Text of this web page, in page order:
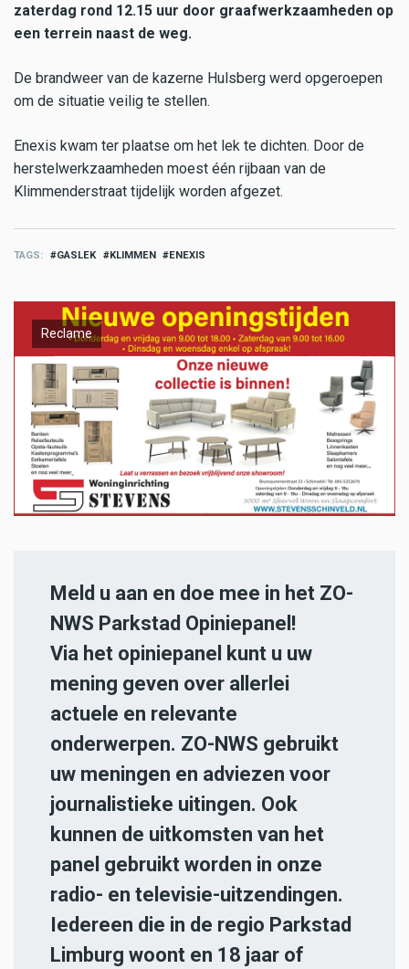
zaterdag rond 12.15 uur door graafwerkzaamheden op
een terrein naast de weg.
De brandweer van de kazerne Hulsberg werd opgeroepen
om de situatie veilig te stellen.
Enexis kwam ter plaatse om het lek te dichten. Door de
herstelwerkzaamheden moest één rijbaan van de
Klimmenderstraat tijdelijk worden afgezet.
TAGS GASLEK KLIMMEN ENEXIS
Reclame
Meld u aan en doe mee in het ZO-
NWS Parkstad Opiniepanel!
Via het opiniepanel kunt u uw
mening geven over allerlei
actuele en relevante
onderwerpen. ZO-NWS gebruikt
uw meningen en adviezen voor
journalistieke uitingen. Ook
kunnen de uitkomsten van het
panel gebruikt worden in onze
radio- en televisie-uitzendingen.
Iedereen die in de regio Parkstad
Limburg woont en 18 jaar of